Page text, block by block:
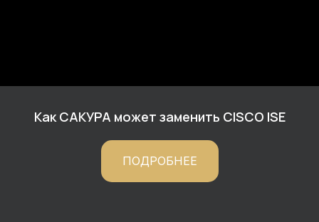
Как САКУРА может заменить CISCO ISE
ПОДРОБНЕЕ